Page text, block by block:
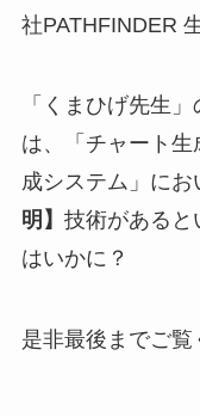
社PATHFINDER
「くまひげ先生
は、「チャート
成システム」に
明】 技術があると
はいかに？
是非最後までご覧